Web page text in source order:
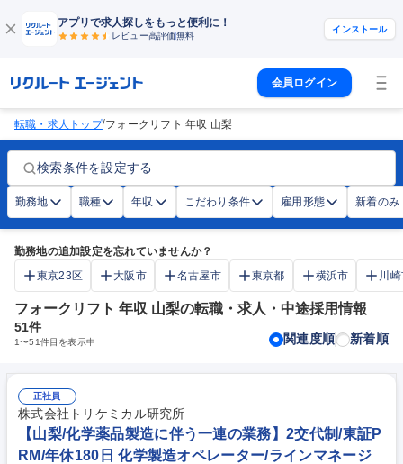
アプリで求人探しをもっと便利に！
レビュー高評価無料
インストール
会員ログイン
転職・求人トップ/フォークリフト 年収 山梨
検索条件を設定する
勤務地 職種 年収 こだわり条件 雇用形態 新着のみ
勤務地の追加設定を忘れていませんか？
東京23区
大阪市 名古屋市 東京都 横浜市 川
フォークリフト 年収 山梨の転職・求人・中途採用情報
51件
1〜51件目を表示中 関連度順 新着順
正社員
株式会社トリケミカル研究所
【山梨/化学薬品製造に伴う一連の業務】2交代制/東証P
RM/年休180日 化学製造オペレーター/ラインマネージ